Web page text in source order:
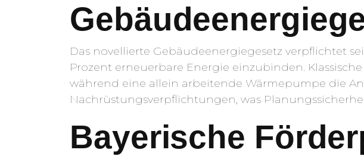
Das novellierte Gebäudeenergiegesetz verpflichtet
Prozent erneuerbare Energie einzubinden.
während eine allein arbeitende Wärmepumpe die
Nachrüstungsverpflichtungen, was
Bayerische